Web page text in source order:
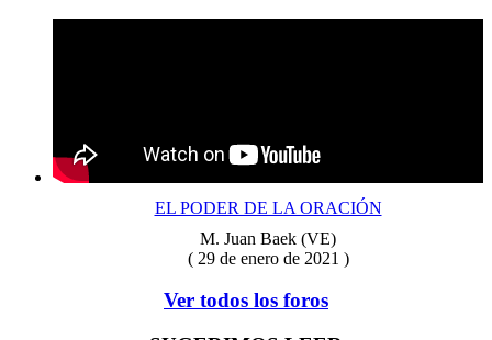
EL PODER DE LA ORACIÓN
M. Juan Baek (VE)
( 29 de enero de 2021 )
Ver todos los foros